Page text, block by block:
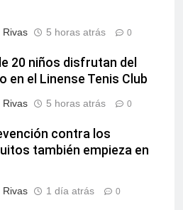
Rivas 5 horas atrás 0
20 niños disfrutan del
en el Linense Tenis Club
Rivas 5 horas atrás 0
contra los
también empieza en
Rivas 1 día atrás 0